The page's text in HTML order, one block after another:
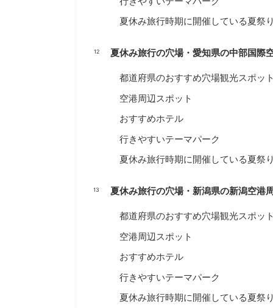
夏休み旅行時期に開催している夏祭り
夏休み旅行の穴場・愛知県の中部国際
都道府県のおすすめ穴場観光スポット
空港周辺スポット
おすすめホテル
行きやすいテーマパーク
夏休み旅行時期に開催している夏祭り
夏休み旅行の穴場・新潟県の新潟空港
都道府県のおすすめ穴場観光スポット
空港周辺スポット
おすすめホテル
行きやすいテーマパーク
夏休み旅行時期に開催している夏祭り